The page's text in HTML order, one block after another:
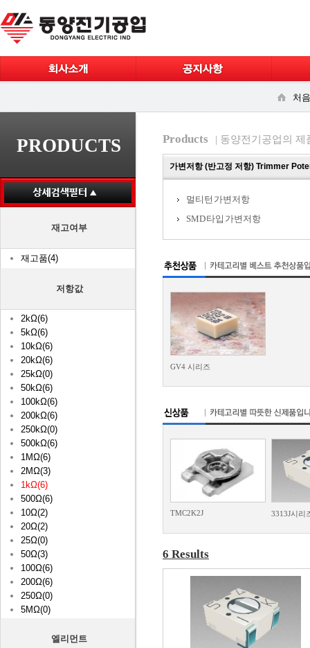
처
PRODUCTS
재고여부
재고품(4)
저항값
2kΩ(6)
5kΩ(6)
10kΩ(6)
20kΩ(6)
25kΩ(0)
50kΩ(6)
100kΩ(6)
200kΩ(6)
250kΩ(0)
500kΩ(6)
1MΩ(6)
2MΩ(3)
1kΩ(6)
500Ω(6)
10Ω(2)
20Ω(2)
25Ω(0)
50Ω(3)
100Ω(6)
200Ω(6)
250Ω(0)
5MΩ(0)
엘리먼트
Products | 동양전기공업의 제
가변저항 (반고정 저항) Trimmer
멀티턴 가변저항
SMD 타입 가변저항
GV4 시리즈
TMC2K2J 3313J시리
6 Results